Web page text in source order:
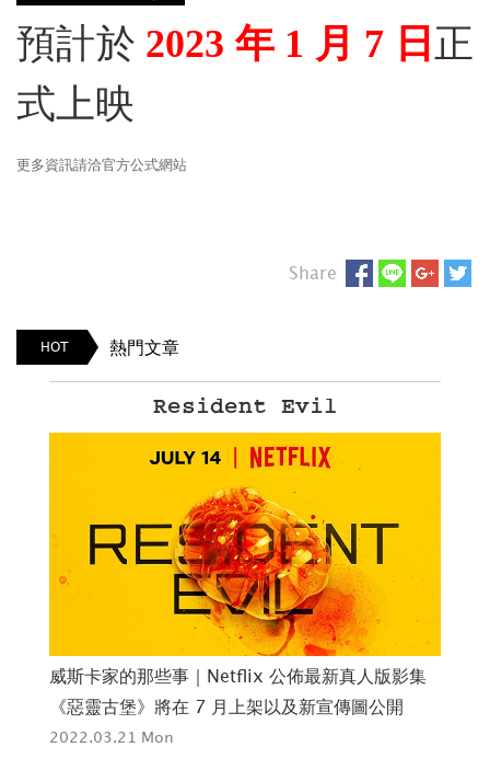
預計於 2023 年 1 月 7 日 正
式上映
更多資訊請洽官方公式網站
Share
HOT 熱門文章
Resident Evil
威斯卡家的那些事｜Netflix 公佈最新真人版影集
《惡靈古堡》將在 7 月上架以及新宣傳圖公開
2022.03.21 Mon